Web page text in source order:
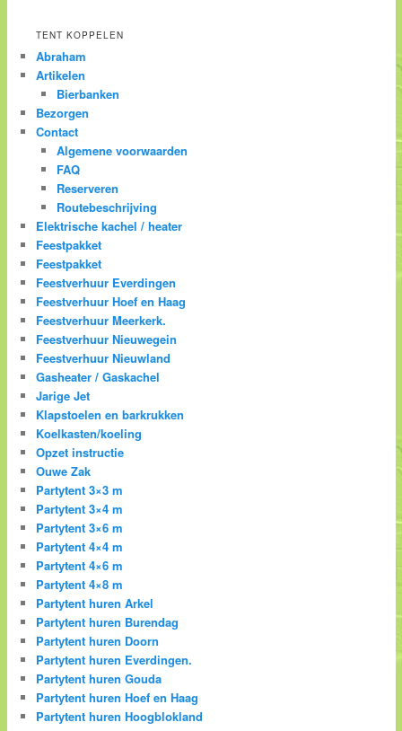
TENT KOPPELEN
Abraham
Artikelen
Bierbanken
Bezorgen
Contact
Algemene voorwaarden
FAQ
Reserveren
Routebeschrijving
Elektrische kachel / heater
Feestpakket
Feestpakket
Feestverhuur Everdingen
Feestverhuur Hoef en Haag
Feestverhuur Meerkerk.
Feestverhuur Nieuwegein
Feestverhuur Nieuwland
Gasheater / Gaskachel
Jarige Jet
Klapstoelen en barkrukken
Koelkasten/koeling
Opzet instructie
Ouwe Zak
Partytent 3×3 m
Partytent 3×4 m
Partytent 3×6 m
Partytent 4×4 m
Partytent 4×6 m
Partytent 4×8 m
Partytent huren Arkel
Partytent huren Burendag
Partytent huren Doorn
Partytent huren Everdingen.
Partytent huren Gouda
Partytent huren Hoef en Haag
Partytent huren Hoogblokland